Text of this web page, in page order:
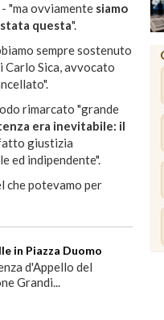
"ma ovviamente siamo
questa".
sempre sostenuto
Carlo Sica, avvocato
rimarcato "grande
era inevitabile: il
giustizia
ed indipendente".
che potevamo per
in Piazza Duomo
d'Appello del
Grandi...